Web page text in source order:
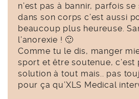
n’est pas à bannir, parfois
dans son corps c’est aussi
beaucoup plus heureuse.
l’anorexie ! 🙂
Comme tu le dis, manger
sport et être soutenue, c’est
solution à tout mais.. pas
pour ça qu’XLS Medical